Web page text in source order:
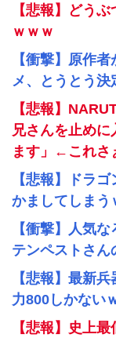
【悲報】どう
ｗｗｗ
【衝撃】原作
メ、とうとう決
【悲報】
兄さんを止め
ます」←これさ
【悲報】ドラ
かましてしまう
【衝撃】人気
テンペストさん
【悲報】最新
力800しかない
【悲報】史上